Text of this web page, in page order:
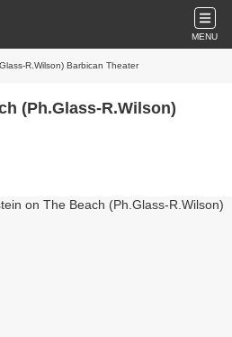
MENU
R.Wilson) Barbican Theater
(Ph.Glass-R.Wilson)